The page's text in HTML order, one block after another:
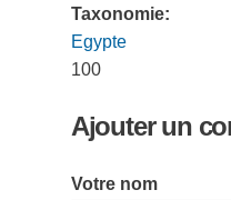
Taxonomie:
Egypte
100
Ajouter un
Votre nom